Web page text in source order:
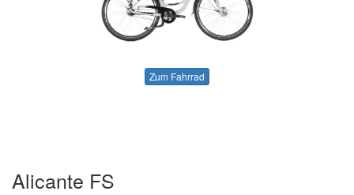
Zum Fahrrad
Alicante FS